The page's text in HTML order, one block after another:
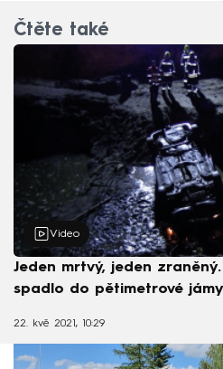
Čtěte také
Video
Jeden mrtvý, jeden
spadlo do pětimetrové jámy
22. kvě 2021, 10:29